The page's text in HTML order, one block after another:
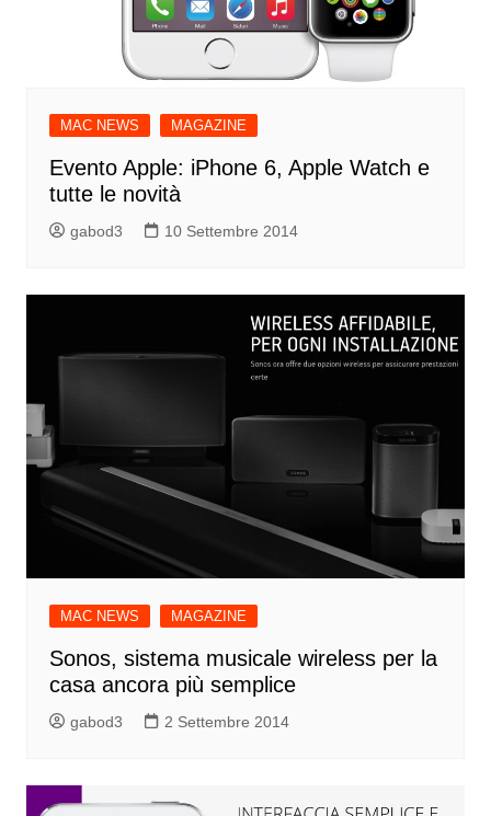
MAC NEWS MAGAZINE
Evento Apple: iPhone 6, Apple Watch e
tutte le novità
gabod3 10 Settembre 2014
MAC NEWS MAGAZINE
Sonos, sistema musicale wireless per la
casa ancora più semplice
gabod3 2 Settembre 2014